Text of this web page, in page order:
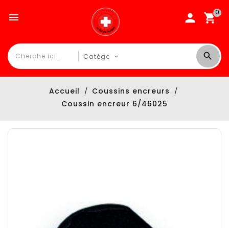
0

Accueil
Coussins encreurs
Coussin encreur 6/46025